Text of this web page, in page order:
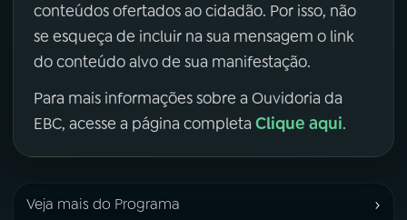
conteúdos ofertados ao cidadão. Por isso, não
se esqueça de incluir na sua mensagem o link
do conteúdo alvo de sua manifestação.
Para mais informações sobre a Ouvidoria da
EBC, acesse a página completa Clique aqui.
Veja mais do Programa ›